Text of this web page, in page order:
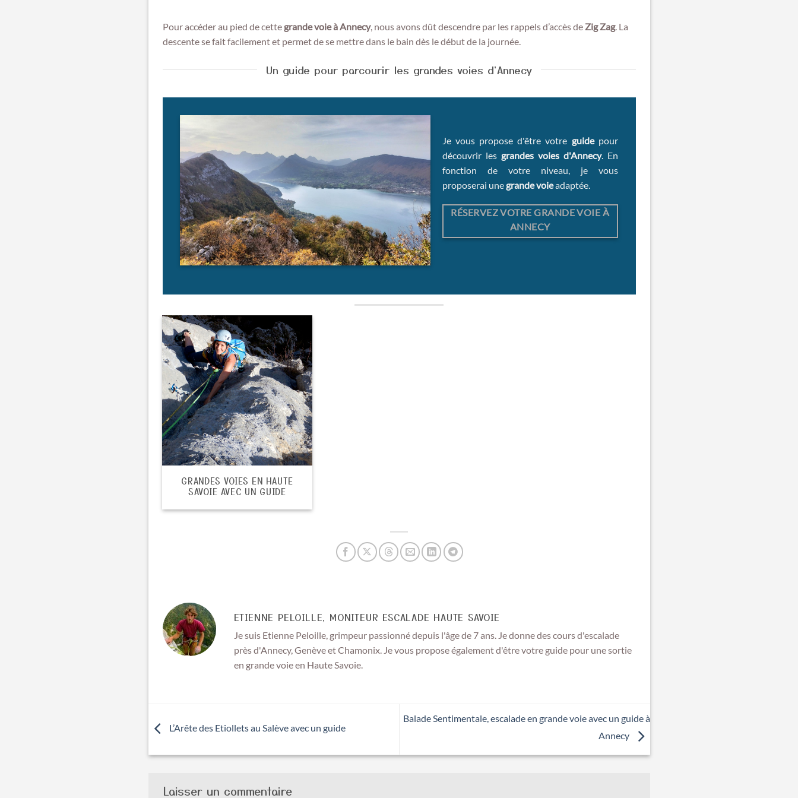
Pour accéder au pied de cettegrande voie à Annecy, nous avons dût descendre par les rappels d’accès de Zig Zag. La
descente se fait facilement et permet de se mettre dans le bain dès le début de la journée.
Un guide pour parcourir les grandes voies d'Annecy
Je vous propose d'êtrevotre guidepour
découvrir lesgrandes voies d'Annecy. En
fonction de votre niveau, je vous
proposerai unegrande voieadaptée.
RÉSERVEZ VOTRE GRANDE VOIE À
ANNECY
GRANDES VOIES EN HAUTE
SAVOIE AVEC UN GUIDE
ETIENNE PELOILLE, MONITEUR ESCALADE HAUTE SAVOIE
Je suis Etienne Peloille, grimpeur passionné depuis l'âge de 7 ans. Je donne des cours d'escalade
près d'Annecy, Genève et Chamonix. Je vous propose également d'être votre guide pour une sortie
en grande voie en Haute Savoie.
L’Arête des Etiollets au Salève avec un guide
Balade Sentimentale, escalade en grande voie avec un guide à
Annecy
Laisser un commentaire